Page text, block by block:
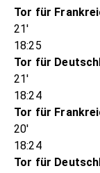
Tor für
21'
18:25
Tor für
21'
18:24
Tor für
20'
18:24
Tor für